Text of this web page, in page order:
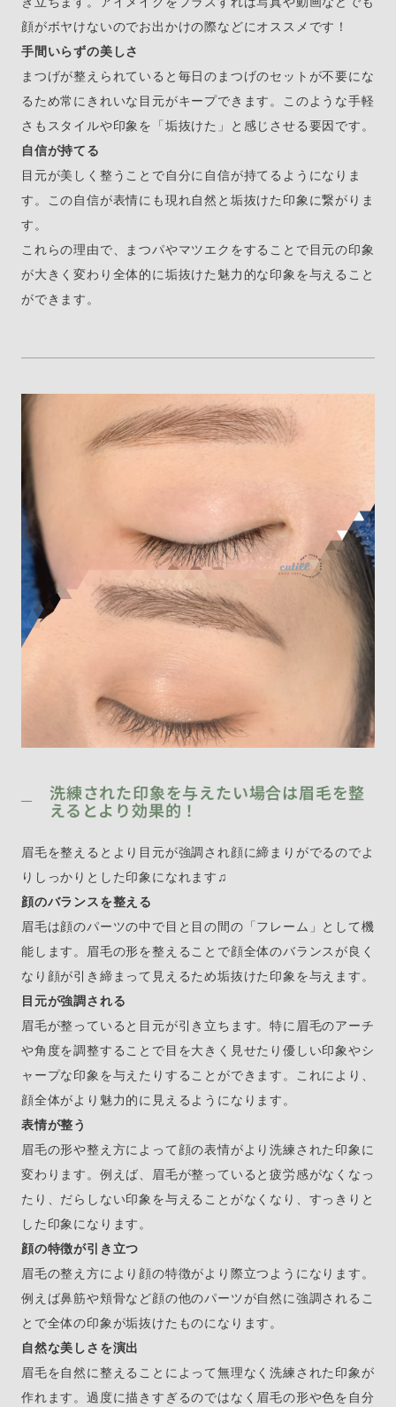
顔がボヤけないのでお出かけの際などにオススメです！
手間いらずの美しさ
まつげが整えられていると毎日のまつげのセットが不要にな
るため常にきれいな目元がキープできます。このような手軽
さもスタイルや印象を「垢抜けた」と感じさせる要因です。
自信が持てる
目元が美しく整うことで自分に自信が持てるようになりま
す。この自信が表情にも現れ自然と垢抜けた印象に繋がりま
す。
これらの理由で、まつパやマツエクをすることで目元の印象
が大きく変わり全体的に垢抜けた魅力的な印象を与えること
ができます。
洗練された印象を与えたい場合は眉毛を整
えるとより効果的！
眉毛を整えるとより目元が強調され顔に締まりがでるのでよ
りしっかりとした印象になれます♫
顔のバランスを整える
眉毛は顔のパーツの中で目と目の間の「フレーム」として機
能します。眉毛の形を整えることで顔全体のバランスが良く
なり顔が引き締まって見えるため垢抜けた印象を与えます。
目元が強調される
眉毛が整っていると目元が引き立ちます。特に眉毛のアーチ
や角度を調整することで目を大きく見せたり優しい印象やシ
ャープな印象を与えたりすることができます。これにより、
顔全体がより魅力的に見えるようになります。
表情が整う
眉毛の形や整え方によって顔の表情がより洗練された印象に
変わります。例えば、眉毛が整っていると疲労感がなくなっ
たり、だらしない印象を与えることがなくなり、すっきりと
した印象になります。
顔の特徴が引き立つ
眉毛の整え方により顔の特徴がより際立つようになります。
例えば鼻筋や頬骨など顔の他のパーツが自然に強調されるこ
とで全体の印象が垢抜けたものになります。
自然な美しさを演出
眉毛を自然に整えることによって無理なく洗練された印象が
作れます。過度に描きすぎるのではなく眉毛の形や色を自分